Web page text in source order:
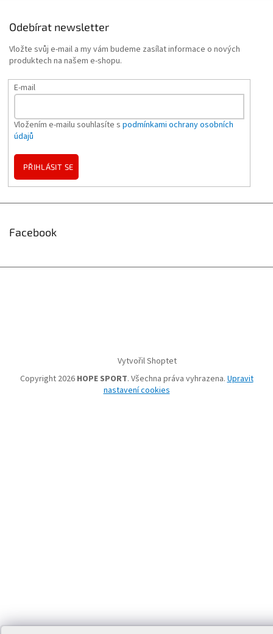
Odebírat newsletter
Vložte svůj e-mail a my vám budeme zasílat informace o nových
produktech na našem e-shopu.
E-mail
Vložením e-mailu souhlasíte s podmínkami ochrany osobních
údajů
PŘIHLÁSIT SE
Facebook
Vytvořil Shoptet
Copyright 2026 HOPE SPORT. Všechna práva vyhrazena. Upravit
nastavení cookies